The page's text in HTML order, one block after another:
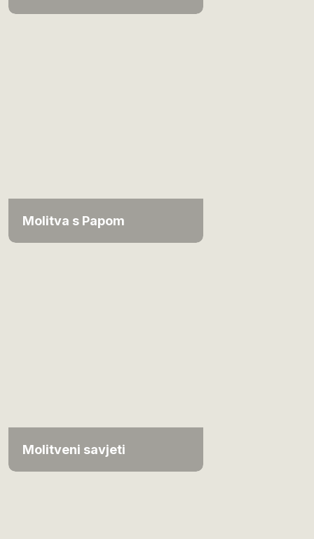
Molitva s Papom
Molitveni savjeti